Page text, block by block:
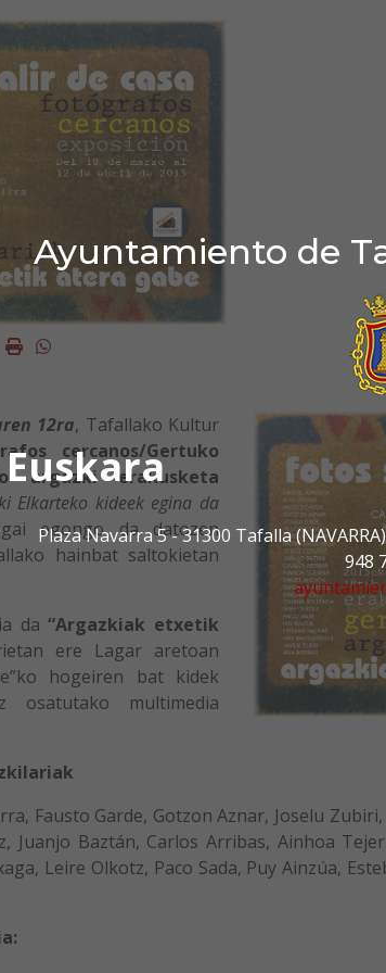
Ayuntamiento de
Euskara
Plaza Navarra 5 - 31300 Tafalla (NAVARRA)
948
ImprimirWhatsapp
12ra, Tafallako Kultur
cercanos/Gertuko
argazki erakusketa
Elkarteko kideek egina da
egongo da datozen
hainbat saltokietan
da“Argazkiak etxetik
ere Lagar aretoan
hogeiren bat kidek
osatutako multimedia
Fausto Garde, Gotzon Aznar, Joselu
Juanjo Baztán, Carlos Arribas, Ainhoa
Leire Olkotz, Paco Sada, Puy Ainzúa,